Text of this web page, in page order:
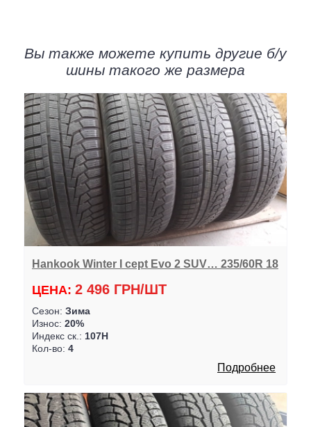
Вы также можете купить другие б/у
шины такого же размера
Hankook Winter I cept Evo 2 SUV… 235/60R 18
ЦЕНА: 2 496 ГРН/ШТ
Сезон: Зима
Износ: 20%
Индекс ск.: 107H
Кол-во: 4
Подробнее